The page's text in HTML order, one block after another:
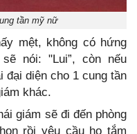
tần mỹ nữ
mệt, không có hứng
nói: "Lui”, còn nếu
đại diện cho 1 cung tần
khác.
giám sẽ đi đến phòng
rồi yêu cầu họ tắm